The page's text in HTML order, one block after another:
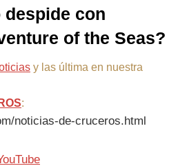
despide con
of the Seas?
y las última en nuestra
:
noticias-de-cruceros.html